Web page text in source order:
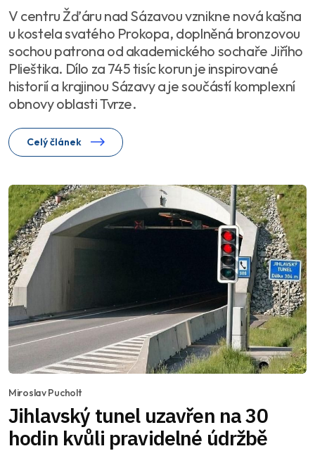
V centru Žďáru nad Sázavou vznikne nová kašna
u kostela svatého Prokopa, doplněná bronzovou
sochou patrona od akademického sochaře Jiřího
Plieštika. Dílo za 745 tisíc korun je inspirované
historií a krajinou Sázavy a je součástí komplexní
obnovy oblasti Tvrze.
Celý článek
Miroslav Pucholt
Jihlavský tunel uzavřen na 30
hodin kvůli pravidelné údržbě